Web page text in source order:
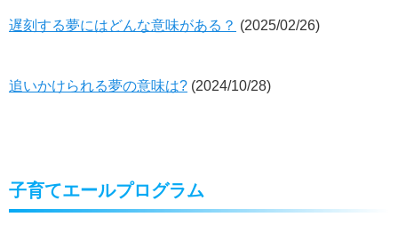
遅刻する夢にはどんな意味がある？ (2025/02/26)
追いかけられる夢の意味は? (2024/10/28)
子育てエールプログラム